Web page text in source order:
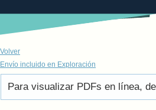
Volver
Envío incluido en Exploración
Para visualizar PDFs en línea,